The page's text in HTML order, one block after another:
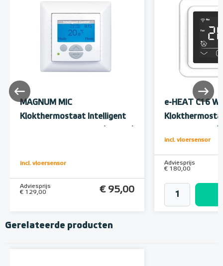
MAGNUM MIC
Klokthermostaat Intelligent
incl. vloersensor
Adviesprijs
€ 129,00
€ 95,00
e-HEAT C16
9010 Wit
incl. vloersensor
Adviesprijs
€ 180,00
Gerelateerde producten